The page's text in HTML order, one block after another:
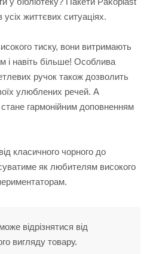
життєвих ситуаціях.
тиску, вони витримають
і навіть більше! Особлива
ручок також дозволить
улюблених речей. А
гармонійним доповненням
класичного чорного до
як любителям високого
відрізнятися від
вигляду товару.